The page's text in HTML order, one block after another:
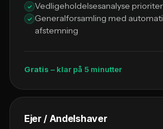
Vedligeholdelsesanalyse
Generalforsamling med
afstemning
Gratis – klar på 5 minutter
Ejer / Andelshaver